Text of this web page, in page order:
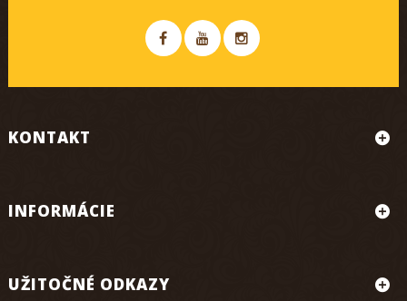
KONTAKT
INFORMÁCIE
UŽITOČNÉ ODKAZY